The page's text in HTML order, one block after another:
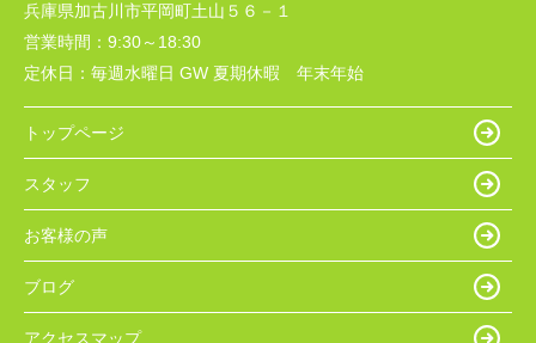
兵庫県加古川市平岡町土山５６－１
営業時間： 9:30～18:30
定休日： 毎週水曜日 GW 夏期休暇 年末年始
トップページ
スタッフ
お客様の声
ブログ
アクセスマップ